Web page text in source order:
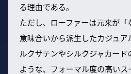
る理由である。
ただし、ローファーは元来が「
意味合いから派生したカジュ
ルクサテンやシルクジャカード
ような、フォーマル度の高い